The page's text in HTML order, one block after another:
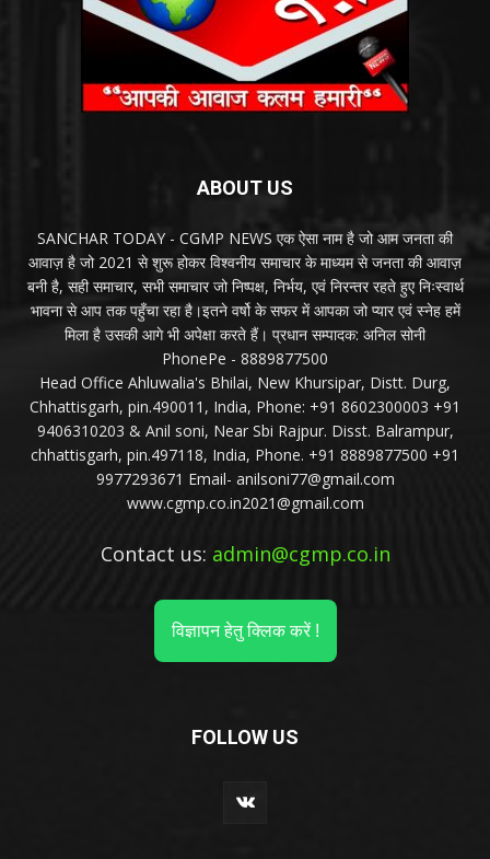
ABOUT US
SANCHAR TODAY - CGMP NEWS एक ऐसा नाम है जो आम जनता की
आवाज़ है जो 2021 से शुरू होकर विश्वनीय समाचार के माध्यम से जनता की आवाज़
बनी है, सही समाचार, सभी समाचार जो निष्पक्ष, निर्भय, एवं निरन्तर रहते हुए निःस्वार्थ
भावना से आप तक पहुँचा रहा है।इतने वर्षो के सफर में आपका जो प्यार एवं स्नेह हमें
मिला है उसकी आगे भी अपेक्षा करते हैं। प्रधान सम्पादक: अनिल सोनी
PhonePe - 8889877500
Head Office Ahluwalia's Bhilai, New Khursipar, Distt. Durg,
Chhattisgarh, pin.490011, India, Phone: +91 8602300003 +91
9406310203 & Anil soni, Near Sbi Rajpur. Disst. Balrampur,
chhattisgarh, pin.497118, India, Phone. +91 8889877500 +91
9977293671 Email- anilsoni77@gmail.com
www.cgmp.co.in2021@gmail.com
Contact us: admin@cgmp.co.in
विज्ञापन हेतु क्लिक करें !
FOLLOW US